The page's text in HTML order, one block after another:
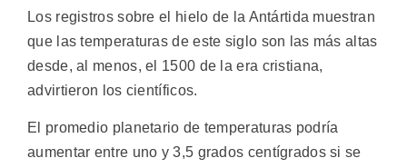
Los registros sobre el hielo de la Antártida muestran
que las temperaturas de este siglo son las más altas
desde, al menos, el 1500 de la era cristiana,
advirtieron los científicos.
El promedio planetario de temperaturas podría
aumentar entre uno y 3,5 grados centígrados si se